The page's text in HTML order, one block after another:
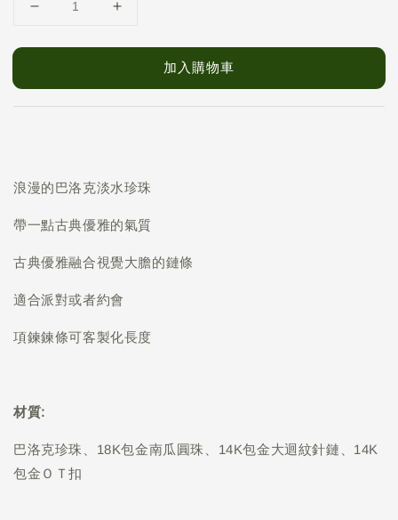
加入購物車
浪漫的巴洛克淡水珍珠
帶一點古典優雅的氣質
古典優雅融合視覺大膽的鏈條
適合派對或者約會
項鍊鍊條可客製化長度
材質:
巴洛克珍珠、18K包金南瓜圓珠、14K包金大迴紋針鏈、14K
包金ＯＴ扣